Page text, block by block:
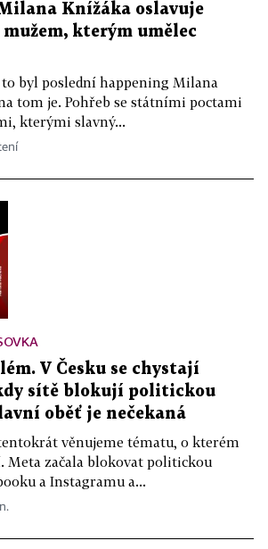
Knížáka oslavuje
mužem, kterým umělec
byl poslední happening Milana
tom je. Pohřeb se státními poctami
kterými slavný...
V Česku se chystají
sítě blokují politickou
oběť je nečekaná
tentokrát věnujeme tématu, o kterém
Meta začala blokovat politickou
a Instagramu a...